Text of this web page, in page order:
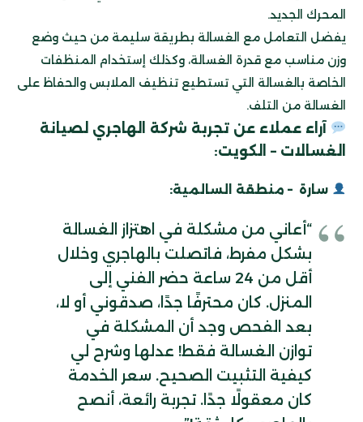
المحرك الجديد.
يفضل التعامل مع الغسالة بطريقة سليمة من حيث وضع
وزن مناسب مع قدرة الغسالة، وكذلك إستخدام المنظفات
الخاصة بالغسالة التي تستطيع تنظيف الملابس والحفاظ على
الغسالة من التلف.
آراء عملاء عن تجربة شركة الهاجري لصيانة
الغسالات – الكويت:
سارة – منطقة السالمية:
“أعاني من مشكلة في اهتزاز الغسالة
بشكل مفرط، فاتصلت بالهاجري وخلال
أقل من 24 ساعة حضر الفني إلى
المنزل. كان محترفًا جدًا، صدقوني أو لا،
بعد الفحص وجد أن المشكلة في
توازن الغسالة فقط! عدلها وشرح لي
كيفية التثبيت الصحيح. سعر الخدمة
كان معقولًا جدًا. تجربة رائعة، أنصح